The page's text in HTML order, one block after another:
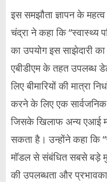
इस समझौता ज्ञापन के
चंद्रा ने कहा कि “स्वास्थ्य
का उपयोग इस साझेदारी
एबीडीएम के तहत उपलब्ध
लिए बीमारियों की मात्रा
करने के लिए एक
जिसके खिलाफ अन्य एआई
सकता है। उन्होंने कहा कि
मॉडल से संबंधित सबसे बड़े
की उपलब्धता और